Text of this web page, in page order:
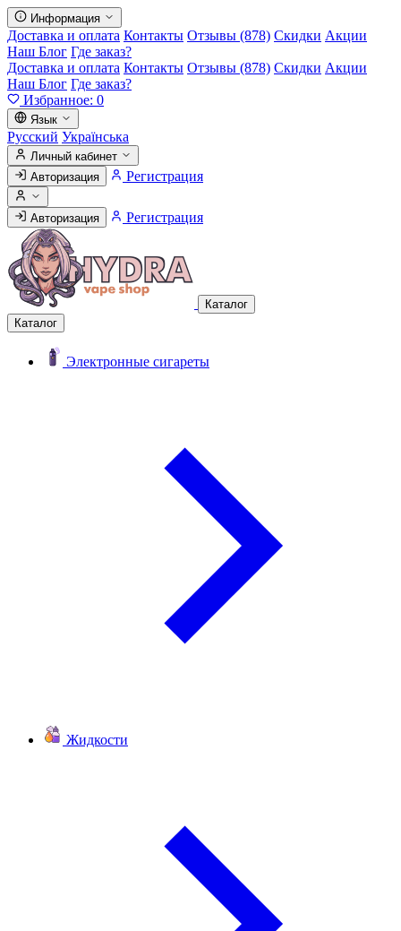
Информация
Доставка и оплата Контакты Отзывы (878) Скидки Акции
Наш Блог Где заказ?
Доставка и оплата Контакты Отзывы (878) Скидки Акции
Наш Блог Где заказ?
Избранное: 0
Язык
Русский Українська
Личный кабинет
Авторизация
Регистрация
Авторизация Регистрация
Каталог
Каталог
Электронные сигареты
Жидкости